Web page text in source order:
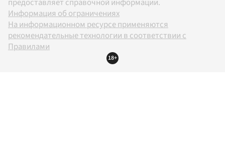
предоставляет справочной информации.
Информация об ограничениях
На информационном ресурсе применяются
рекомендательные технологии в соответствии с
Правилами
18+